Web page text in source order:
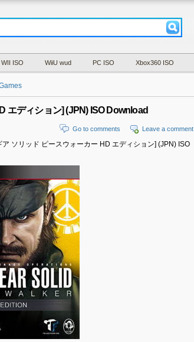
WII ISO WiiU wud PC ISO Xbox360 ISO
エディション] (JPN) ISO Download
Leave a comment
Go to comments
ソリッド ピースウォーカー HD エディション] (JPN) ISO